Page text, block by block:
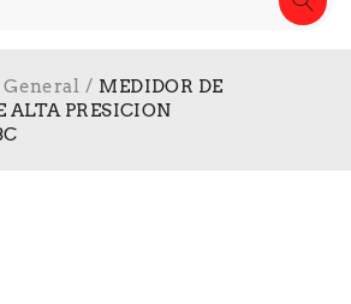
/ MEDIDOR DE
ALTA PRESICION